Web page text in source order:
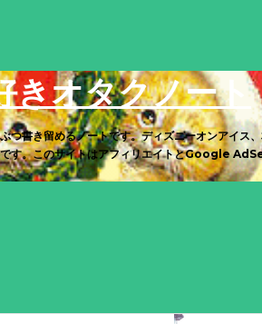
きオタクノート
書き留めるノートです。ディズニーオンアイス
す。このサイトはアフィリエイトとGoogle